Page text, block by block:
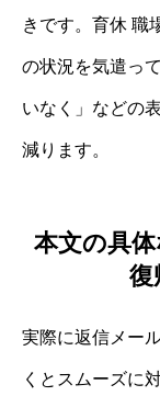
きです。育休 職
の状況を気遣っ
いなく」などの
減ります。
本文の具
復
実際に返信メー
くとスムーズに